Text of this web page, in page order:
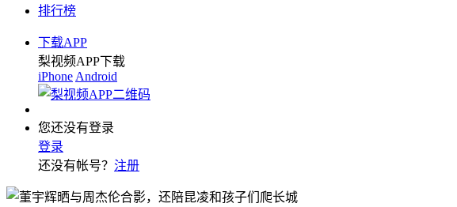
排行榜
下载APP
梨视频APP下载
iPhone Android
您还没有登录
登录
还没有帐号？ 注册